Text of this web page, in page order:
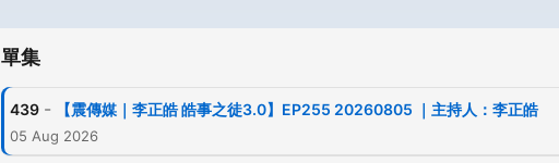
Google Podcast｜KKBOX｜
單集
439 - 【震傳媒｜李正皓 皓事之徒3.0】EP255 20260805 ｜主持人：李正皓
05 Aug 2026